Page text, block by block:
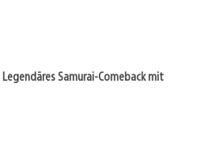
Samurai-Comeback mit